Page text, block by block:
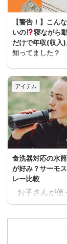
【警告！】こん
いの
寝ながら
だけで年収(収入
知ってました？
うわぁぁーー
ヨハクどした
ーーー！！スキ
何が！ 早く見
ったーーー！ス
クうるさいな
話？ 本当に無
か、何回も確
ど、間違いなく
たスキマ 11時
料セミナーが見
に、どんどん
ミナーが見れ
スキマ このセ
生の頃に見た
アイテム
食洗器対応の水
が好み？サーモ
レー比較
お子さんが使
筒や、ご家族
水筒。 ヨハク
洗うにつれて